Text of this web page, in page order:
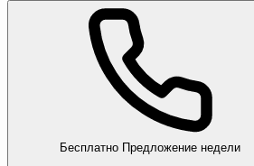
Бесплатно Предложение недели